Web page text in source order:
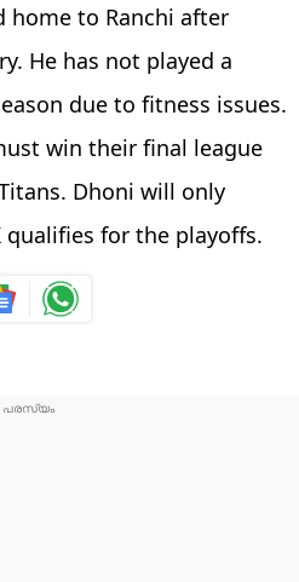
home to Ranchi after
He has not played a
due to fitness issues.
win their final league
Dhoni will only
qualifies for the playoffs.